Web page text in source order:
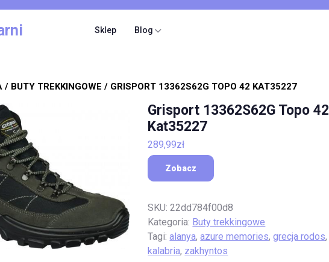
Sklep Blog
/ BUTY TREKKINGOWE / GRISPORT 13362S62G TOPO 42 KAT35227
Grisport 13362S62G Topo 42
Kat35227
289,99zł
Zobacz
SKU:22dd784f00d8
Kategoria: Buty trekkingowe
Tagi:alanya,azure memories,grecja rodos,
kalabria, zakhyntos